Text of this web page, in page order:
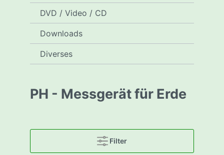
DVD / Video / CD
Downloads
Diverses
PH - Messgerät für Erde
Filter